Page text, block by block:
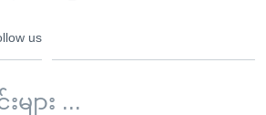
us
ား ...